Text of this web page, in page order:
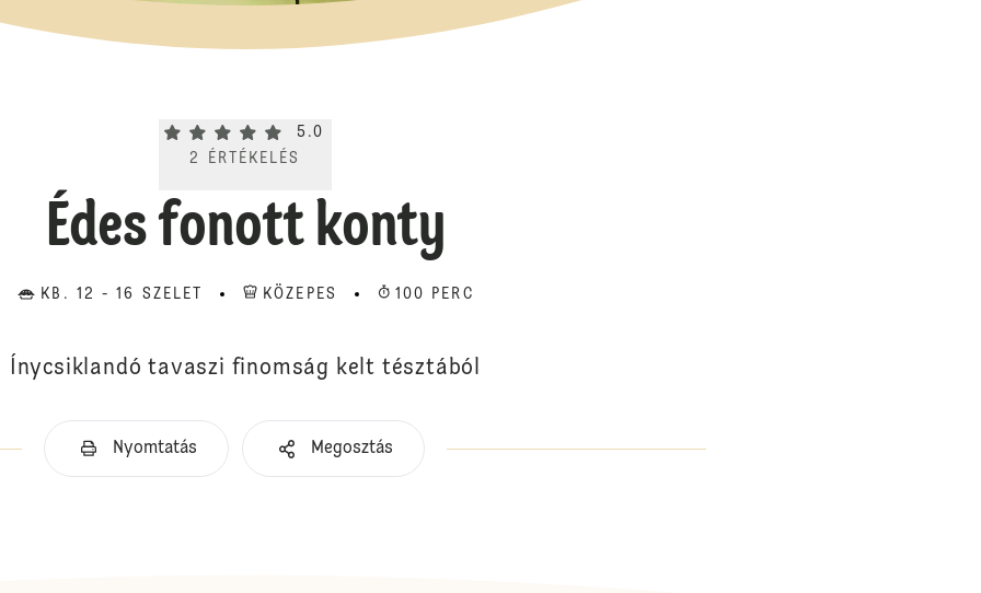
Current rating 5.0. Click to rate.
5.0
2
ÉRTÉKELÉS
Édes fonott konty
KB. 12 - 16 SZELET KÖZEPES 100 PERC
Ínycsiklandó tavaszi finomság kelt tésztából
Nyomtatás Megosztás